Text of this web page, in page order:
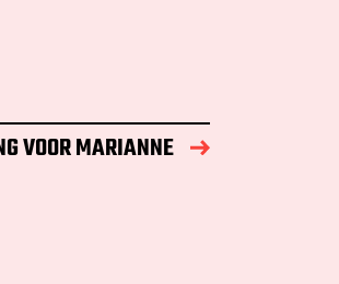
VOOR MARIANNE